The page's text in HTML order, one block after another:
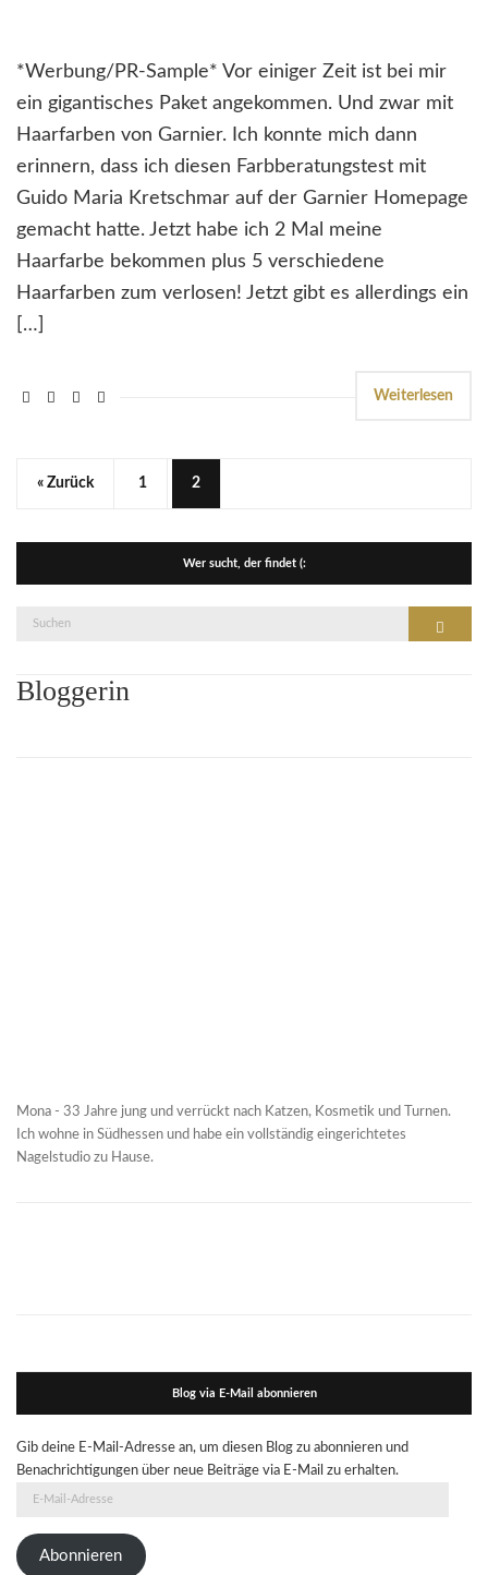
*Werbung/PR-Sample* Vor einiger Zeit ist bei mir
ein gigantisches Paket angekommen. Und zwar mit
Haarfarben von Garnier. Ich konnte mich dann
erinnern, dass ich diesen Farbberatungstest mit
Guido Maria Kretschmar auf der Garnier Homepage
gemacht hatte. Jetzt habe ich 2 Mal meine
Haarfarbe bekommen plus 5 verschiedene
Haarfarben zum verlosen! Jetzt gibt es allerdings ein
[…]
Weiterlesen
« Zurück 1 2
Wer sucht, der findet (:
Suche
Bloggerin
Mona - 33 Jahre jung und verrückt nach Katzen, Kosmetik und Turnen.
Ich wohne in Südhessen und habe ein vollständig eingerichtetes
Nagelstudio zu Hause.
Blog via E-Mail abonnieren
Gib deine E-Mail-Adresse an, um diesen Blog zu abonnieren und
Benachrichtigungen über neue Beiträge via E-Mail zu erhalten.
Adresse
Abonnieren